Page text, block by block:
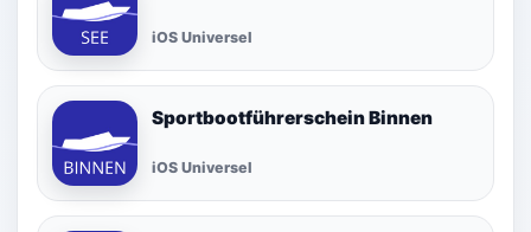
iOS Universel
Sportbootführerschein Binnen
iOS Universel